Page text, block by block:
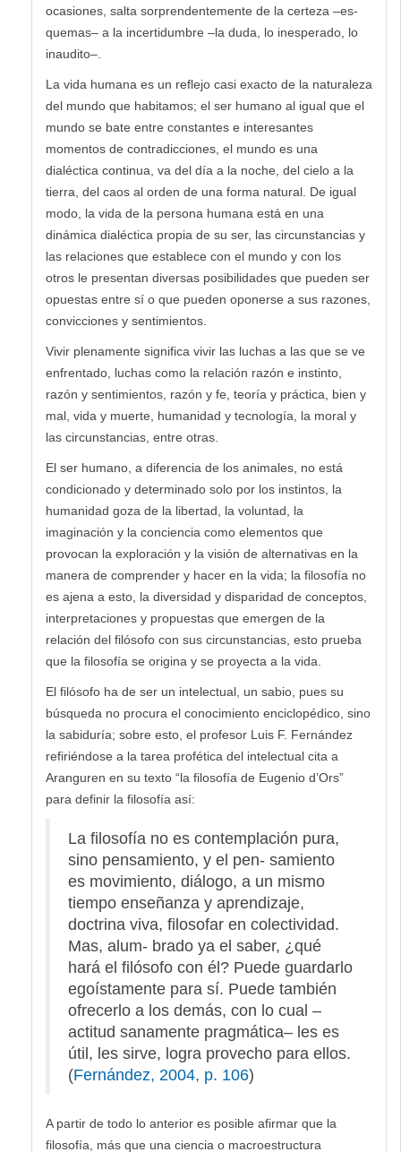
ocasiones, salta sorprendentemente de la certeza –es-
quemas– a la incertidumbre –la duda, lo inesperado, lo
inaudito–.
La vida humana es un reflejo casi exacto de la naturaleza
del mundo que habitamos; el ser humano al igual que el
mundo se bate entre constantes e interesantes
momentos de contradicciones, el mundo es una
dialéctica continua, va del día a la noche, del cielo a la
tierra, del caos al orden de una forma natural. De igual
modo, la vida de la persona humana está en una
dinámica dialéctica propia de su ser, las circunstancias y
las relaciones que establece con el mundo y con los
otros le presentan diversas posibilidades que pueden ser
opuestas entre sí o que pueden oponerse a sus razones,
convicciones y sentimientos.
Vivir plenamente significa vivir las luchas a las que se ve
enfrentado, luchas como la relación razón e instinto,
razón y sentimientos, razón y fe, teoría y práctica, bien y
mal, vida y muerte, humanidad y tecnología, la moral y
las circunstancias, entre otras.
El ser humano, a diferencia de los animales, no está
condicionado y determinado solo por los instintos, la
humanidad goza de la libertad, la voluntad, la
imaginación y la conciencia como elementos que
provocan la exploración y la visión de alternativas en la
manera de comprender y hacer en la vida; la filosofía no
es ajena a esto, la diversidad y disparidad de conceptos,
interpretaciones y propuestas que emergen de la
relación del filósofo con sus circunstancias, esto prueba
que la filosofía se origina y se proyecta a la vida.
El filósofo ha de ser un intelectual, un sabio, pues su
búsqueda no procura el conocimiento enciclopédico, sino
la sabiduría; sobre esto, el profesor Luis F. Fernández
refiriéndose a la tarea profética del intelectual cita a
Aranguren en su texto “la filosofía de Eugenio d’Ors”
para definir la filosofía así:
La filosofía no es contemplación pura,
sino pensamiento, y el pen- samiento
es movimiento, diálogo, a un mismo
tiempo enseñanza y aprendizaje,
doctrina viva, filosofar en colectividad.
Mas, alum- brado ya el saber, ¿qué
hará el filósofo con él? Puede guardarlo
egoístamente para sí. Puede también
ofrecerlo a los demás, con lo cual –
actitud sanamente pragmática– les es
útil, les sirve, logra provecho para ellos.
(Fernández, 2004, p. 106)
A partir de todo lo anterior es posible afirmar que la
filosofía, más que una ciencia o macroestructura